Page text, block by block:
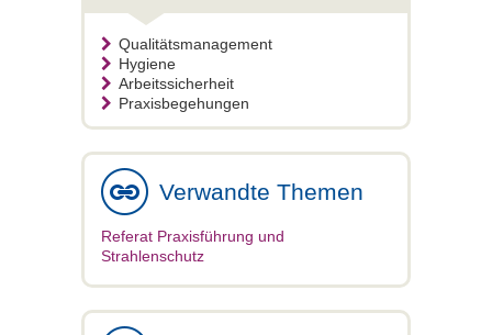
Qualitätsmanagement
Hygiene
Arbeitssicherheit
Praxisbegehungen
Verwandte Themen
Referat Praxisführung und
Strahlenschutz